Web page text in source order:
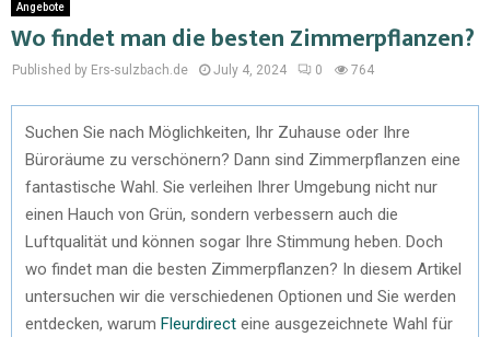
Angebote
Wo findet man die besten Zimmerpflanzen?
Published by Ers-sulzbach.de July 4, 2024 0 764
Suchen Sie nach Möglichkeiten, Ihr Zuhause oder Ihre
Büroräume zu verschönern? Dann sind Zimmerpflanzen eine
fantastische Wahl. Sie verleihen Ihrer Umgebung nicht nur
einen Hauch von Grün, sondern verbessern auch die
Luftqualität und können sogar Ihre Stimmung heben. Doch
wo findet man die besten Zimmerpflanzen? In diesem Artikel
untersuchen wir die verschiedenen Optionen und Sie werden
entdecken, warum Fleurdirect eine ausgezeichnete Wahl für